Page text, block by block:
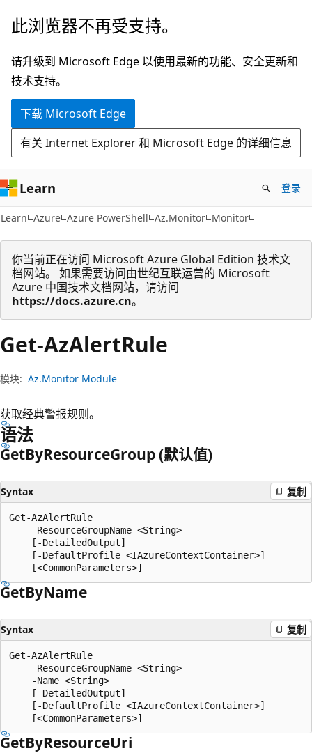
跳
主
要
内
跳
页
内
导
此浏览器不再受支持。
请升级到 Microsoft Edge 以使用最新的功能、安全更新和
技术支持。
下载 Microsoft Edge
有关 Internet Explorer 和 Microsoft Edge 的详细信息
Learn 登录
Learn Azure Azure PowerShell Az.Monitor Monitor
你当前正在访问 Microsoft Azure Global Edition 技术文
档网站。 如果需要访问由世纪互联运营的 Microsoft
Azure 中国技术文档网站，请访问
https://docs.azure.cn。
Get-AzAlertRule
模块: Az.Monitor Module
获取经典警报规则。
语法
GetByResourceGroup (默认值)
Syntax 复制
Get-AzAlertRule
    -ResourceGroupName <String>
    [-DetailedOutput]
    [-DefaultProfile <IAzureContextContainer>]
GetByName
Syntax 复制
Get-AzAlertRule
    -ResourceGroupName <String>
    -Name <String>
    [-DetailedOutput]
    [-DefaultProfile <IAzureContextContainer>]
GetByResourceUri